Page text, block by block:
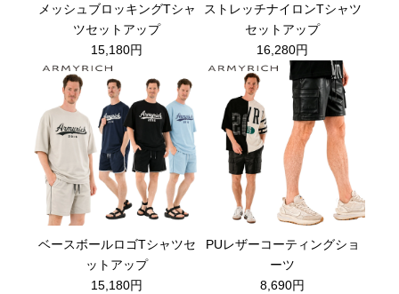
メッシュブロッキングTシャ
ツセットアップ
15,180円
ストレッチナイロンTシャツ
セットアップ
16,280円
ベースボールロゴTシャツセ
ットアップ
15,180円
PUレザーコーティングショ
ーツ
8,690円